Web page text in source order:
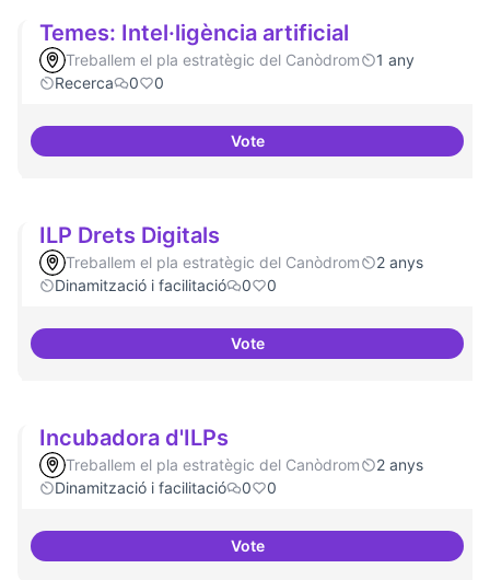
Temes: Intel·ligència artificial
Treballem el pla estratègic del Canòdrom
1 any
Recerca
0 0
VoteTemes: Intel·ligència artificial
ILP Drets Digitals
Treballem el pla estratègic del Canòdrom
2 anys
Dinamització i facilitació
0 0
VoteILP Drets Digitals
Incubadora d'ILPs
Treballem el pla estratègic del Canòdrom
2 anys
Dinamització i facilitació
0 0
VoteIncubadora d'ILPs